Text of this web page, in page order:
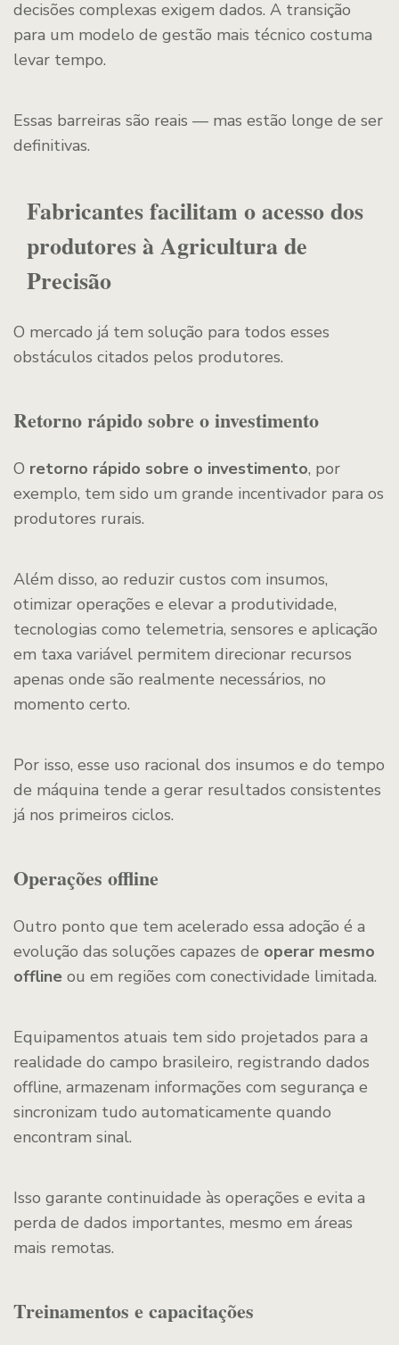
decisões complexas exigem dados. A transição
para um modelo de gestão mais técnico costuma
levar tempo.
Essas barreiras são reais — mas estão longe de ser
definitivas.
Fabricantes facilitam o acesso dos
produtores à Agricultura de
Precisão
O mercado já tem solução para todos esses
obstáculos citados pelos produtores.
Retorno rápido sobre o investimento
O retorno rápido sobre o investimento, por
exemplo, tem sido um grande incentivador para os
produtores rurais.
Além disso, ao reduzir custos com insumos,
otimizar operações e elevar a produtividade,
tecnologias como telemetria, sensores e aplicação
em taxa variável permitem direcionar recursos
apenas onde são realmente necessários, no
momento certo.
Por isso, esse uso racional dos insumos e do tempo
de máquina tende a gerar resultados consistentes
já nos primeiros ciclos.
Operações offline
Outro ponto que tem acelerado essa adoção é a
evolução das soluções capazes de operar mesmo
offline ou em regiões com conectividade limitada.
Equipamentos atuais tem sido projetados para a
realidade do campo brasileiro, registrando dados
offline, armazenam informações com segurança e
sincronizam tudo automaticamente quando
encontram sinal.
Isso garante continuidade às operações e evita a
perda de dados importantes, mesmo em áreas
mais remotas.
Treinamentos e capacitações